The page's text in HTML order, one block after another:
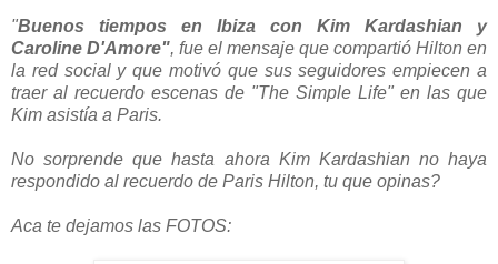
"Buenos tiempos en Ibiza con Kim Kardashian y
Caroline D'Amore", fue el mensaje que compartió Hilton en
la red social y que motivó que sus seguidores empiecen a
traer al recuerdo escenas de "The Simple Life" en las que
Kim asistía a Paris.
No sorprende que hasta ahora Kim Kardashian no haya
respondido al recuerdo de Paris Hilton, tu que opinas?
Aca te dejamos las FOTOS: